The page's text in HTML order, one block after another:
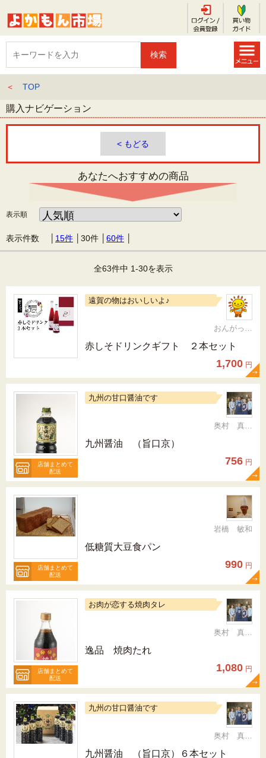
＜ TOP
購入ナビゲーション
< もどる
あなたへおすすめの商品
表示順
表示件数 │ 15件 30件 60件
全63件中 1-30を表示
遠賀の物はおいしいよ♪
おんがっぴー
赤しそドリンクギフト ２本セット
1,700 円
店舗まとめて
配送
九州の甘口醤油です
奥村 真（ちか）
九州醤油 （旨口京）
756 円
店舗まとめて
配送
岩橋 敏和
低糖質大豆食パン
990 円
店舗まとめて
配送
お肉が恋する焼肉タレ
奥村 真（ちか）
逸品 焼肉たれ
1,080 円
九州の甘口醤油です
奥村 真（ちか）
九州醤油 （旨口京）６本セット